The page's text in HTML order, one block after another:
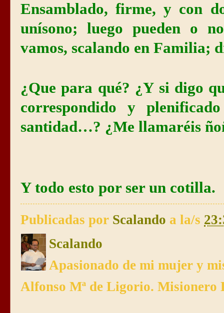
Ensamblado, firme, y con
unísono; luego pueden o
vamos, scalando en Familia;
¿Que para qué? ¿Y si digo
correspondido y
santidad…? ¿Me llamaréis
Y todo esto por ser un cotilla.
Publicadas por Scalando a la/s
Scalando
Apasionado de mi mujer y
Alfonso Mª de Ligorio. Misionero